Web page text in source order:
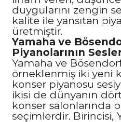
duygularını zengin
kalite ile yansıtan
üretmiştir.
Yamaha ve
Piyanolarının
Yamaha ve
örneklenmiş iki yeni
konser piyanosu
ikisi de dünyanın
konser salonlarında
seçimlerdir. Birincisi,